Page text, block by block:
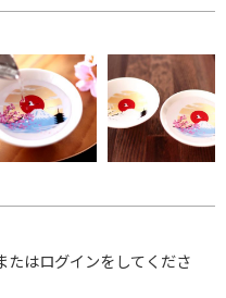
たはログインをしてくださ